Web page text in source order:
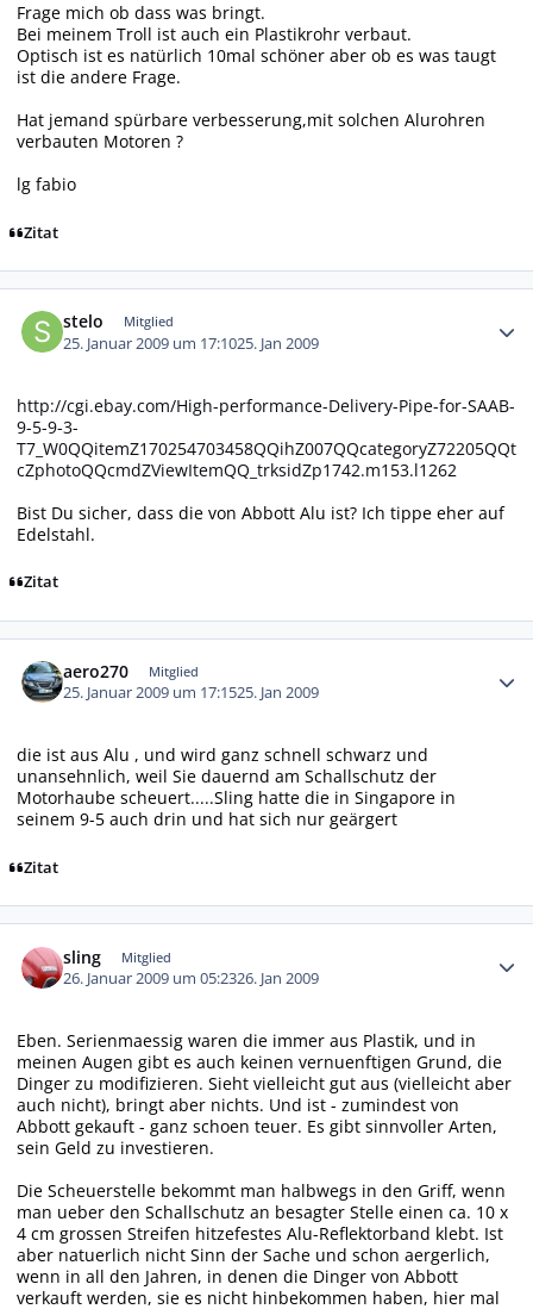
Frage mich ob dass was bringt.
Bei meinem Troll ist auch ein Plastikrohr verbaut.
Optisch ist es natürlich 10mal schöner aber ob es was taugt
ist die andere Frage.
Hat jemand spürbare verbesserung,mit solchen Alurohren
verbauten Motoren ?
lg fabio
Zitat
stelo Mitglied
25. Januar 2009 um 17:1025. Jan 2009
http://cgi.ebay.com/High-performance-Delivery-Pipe-for-SAAB-
9-5-9-3-
T7_W0QQitemZ170254703458QQihZ007QQcategoryZ72205QQt
cZphotoQQcmdZViewItemQQ_trksidZp1742.m153.l1262
Bist Du sicher, dass die von Abbott Alu ist? Ich tippe eher auf
Edelstahl.
Zitat
aero270 Mitglied
25. Januar 2009 um 17:1525. Jan 2009
die ist aus Alu , und wird ganz schnell schwarz und
unansehnlich, weil Sie dauernd am Schallschutz der
Motorhaube scheuert.....Sling hatte die in Singapore in
seinem 9-5 auch drin und hat sich nur geärgert
Zitat
sling Mitglied
26. Januar 2009 um 05:2326. Jan 2009
Eben. Serienmaessig waren die immer aus Plastik, und in
meinen Augen gibt es auch keinen vernuenftigen Grund, die
Dinger zu modifizieren. Sieht vielleicht gut aus (vielleicht aber
auch nicht), bringt aber nichts. Und ist - zumindest von
Abbott gekauft - ganz schoen teuer. Es gibt sinnvoller Arten,
sein Geld zu investieren.
Die Scheuerstelle bekommt man halbwegs in den Griff, wenn
man ueber den Schallschutz an besagter Stelle einen ca. 10 x
4 cm grossen Streifen hitzefestes Alu-Reflektorband klebt. Ist
aber natuerlich nicht Sinn der Sache und schon aergerlich,
wenn in all den Jahren, in denen die Dinger von Abbott
verkauft werden, sie es nicht hinbekommen haben, hier mal